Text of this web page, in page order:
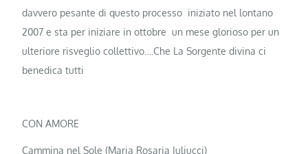
davvero pesante di questo processo iniziato nel lontano
2007 e sta per iniziare in ottobre un mese glorioso per un
ulteriore risveglio collettivo….Che La Sorgente divina ci
benedica tutti
CON AMORE
Cammina nel Sole (Maria Rosaria Iuliucci)